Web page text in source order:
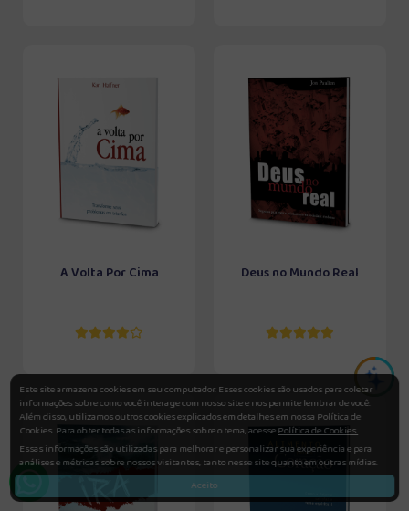
A Volta Por Cima Deus no Mundo Real
Este site armazena cookies em seu computador. Esses cookies são usados para coletar
informações sobre como você interage com nosso site e nos permite lembrar de você.
Além disso, utilizamos outros cookies explicados em detalhes em nossa Política de
Cookies. Para obter todas as informações sobre o tema, acessePolítica de Cookies.
Essas informações são utilizadas para melhorar e personalizar sua experiência e para
análises e métricas sobre nossos visitantes, tanto nesse site quanto em outras mídias.
Aceito